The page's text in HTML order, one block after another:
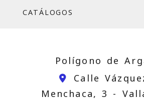
CATÁLOGOS
Polígono de
Calle
Menchaca, 3 -